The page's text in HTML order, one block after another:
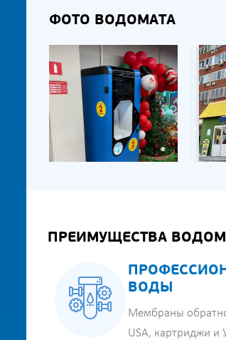
ФОТО ВОДОМАТА
ПРЕИМУЩЕСТВА
ВОДЫ
Мембраны
USA, картриджи и